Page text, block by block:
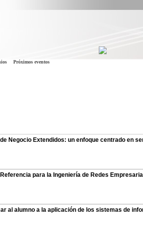
Próximos eventos
Negocio Extendidos: un enfoque centrado en
para la Ingeniería de Redes
al alumno a la aplicación de los sistemas de